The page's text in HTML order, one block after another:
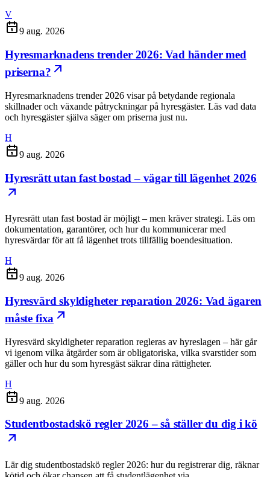
V
9 aug. 2026
Hyresmarknadens trender 2026: Vad händer med
priserna?
Hyresmarknadens trender 2026 visar på betydande regionala
skillnader och växande påtryckningar på hyresgäster. Läs vad data
och hyresgäster själva säger om priserna just nu.
H
9 aug. 2026
Hyresrätt utan fast bostad – vägar till lägenhet 2026
Hyresrätt utan fast bostad är möjligt – men kräver strategi. Läs om
dokumentation, garantörer, och hur du kommunicerar med
hyresvärdar för att få lägenhet trots tillfällig boendesituation.
H
9 aug. 2026
Hyresvärd skyldigheter reparation 2026: Vad ägaren
måste fixa
Hyresvärd skyldigheter reparation regleras av hyreslagen – här går
vi igenom vilka åtgärder som är obligatoriska, vilka svarstider som
gäller och hur du som hyresgäst säkrar dina rättigheter.
H
9 aug. 2026
Studentbostadskö regler 2026 – så ställer du dig i kö
Lär dig studentbostadskö regler 2026: hur du registrerar dig, räknar